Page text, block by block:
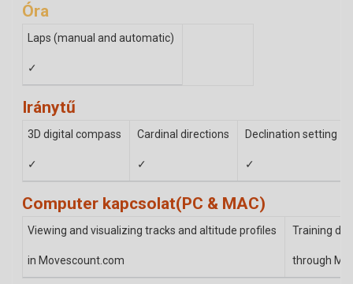
Óra
Laps (manual and automatic)
✓
Iránytű
3D digital compass
✓
Cardinal directions
✓
Declination setting
✓
Computer kapcsolat(PC & MAC)
Viewing and visualizing tracks and altitude profiles
in Movescount.com
Training
through